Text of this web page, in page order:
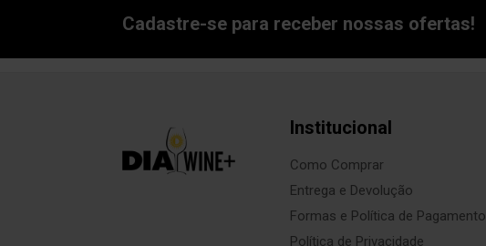
Cadastre-se para receber nossas ofertas!
Institucional
Como Comprar
Entrega e Devolução
Formas e Política de Pagamento
Política de Privacidade